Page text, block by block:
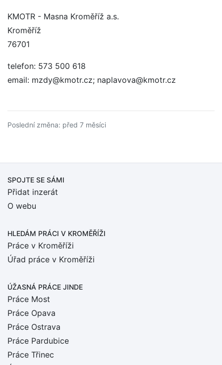
KMOTR - Masna Kroměříž a.s.
Kroměříž
76701
telefon: 573 500 618
email: mzdy@kmotr.cz; naplavova@kmotr.cz
Poslední změna: před 7 měsíci
SPOJTE SE SÁMI
Přidat inzerát
O webu
HLEDÁM PRÁCI V KROMĚŘÍŽI
Práce v Kroměříži
Úřad práce v Kroměříži
ÚŽASNÁ PRÁCE JINDE
Práce Most
Práce Opava
Práce Ostrava
Práce Pardubice
Práce Třinec